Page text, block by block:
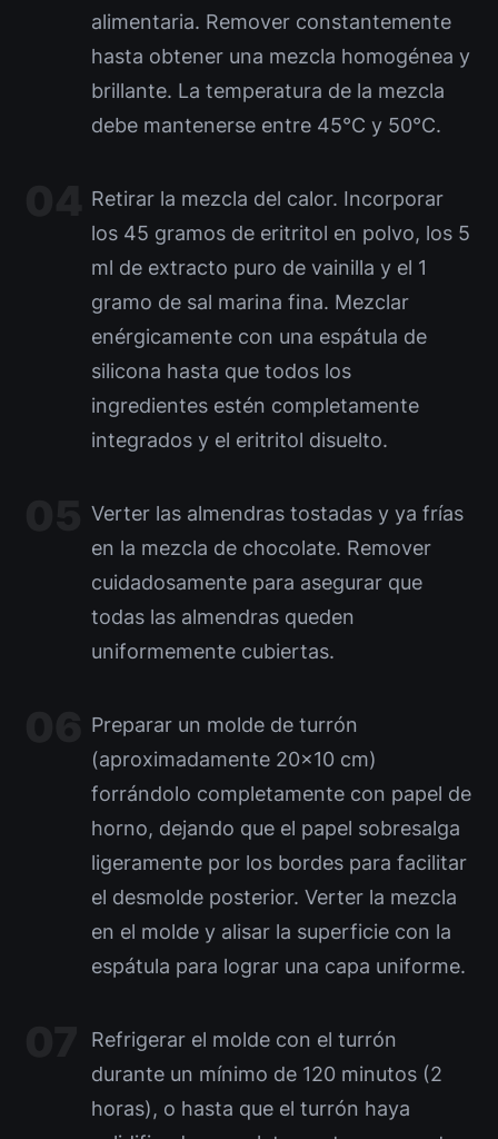
alimentaria. Remover constantemente
hasta obtener una mezcla homogénea y
brillante. La temperatura de la mezcla
debe mantenerse entre 45°C y 50°C.
Retirar la mezcla del calor. Incorporar
los 45 gramos de eritritol en polvo, los 5
ml de extracto puro de vainilla y el 1
gramo de sal marina fina. Mezclar
enérgicamente con una espátula de
silicona hasta que todos los
ingredientes estén completamente
integrados y el eritritol disuelto.
Verter las almendras tostadas y ya frías
en la mezcla de chocolate. Remover
cuidadosamente para asegurar que
todas las almendras queden
uniformemente cubiertas.
Preparar un molde de turrón
(aproximadamente 20×10 cm)
forrándolo completamente con papel de
horno, dejando que el papel sobresalga
ligeramente por los bordes para facilitar
el desmolde posterior. Verter la mezcla
en el molde y alisar la superficie con la
espátula para lograr una capa uniforme.
Refrigerar el molde con el turrón
durante un mínimo de 120 minutos (2
horas), o hasta que el turrón haya